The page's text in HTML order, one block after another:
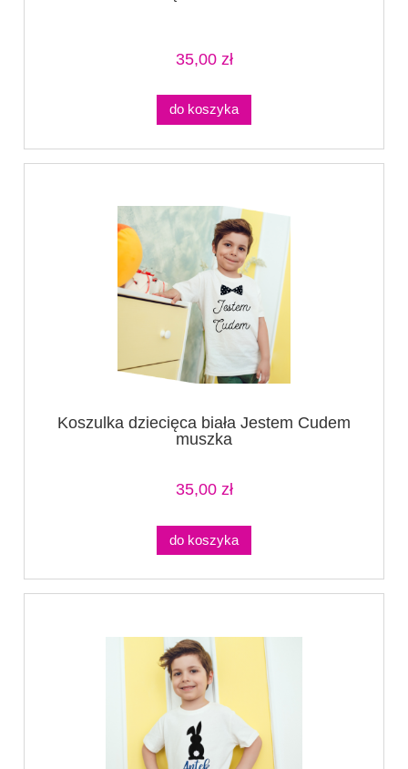
35,00 zł
do koszyka
Koszulka dziecięca biała Jestem Cudem
muszka
35,00 zł
do koszyka